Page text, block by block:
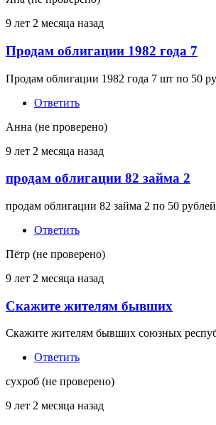
9 лет 2 месяца назад
Продам облигации 1982 года 7
Продам облигации 1982 года 7 шт по 50
Ответить
Анна (не проверено)
9 лет 2 месяца назад
продам облигации 82 займа 2
продам облигации 82 займа 2 по 50
Ответить
Пётр (не проверено)
9 лет 2 месяца назад
Скажите жителям бывших
Скажите жителям бывших союзных
Ответить
сухроб (не проверено)
9 лет 2 месяца назад